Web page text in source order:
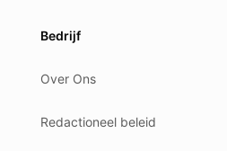
our platform or the law
Bedrijf
Over Ons
Redactioneel beleid